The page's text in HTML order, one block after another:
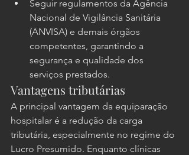
Seguir regulamentos da Agência
Nacional de Vigilância Sanitária
(ANVISA) e demais órgãos
competentes, garantindo a
segurança e qualidade dos
serviços prestados.
Vantagens tributárias
A principal vantagem da equiparação
hospitalar é a redução da carga
tributária, especialmente no regime do
Lucro Presumido. Enquanto clínicas